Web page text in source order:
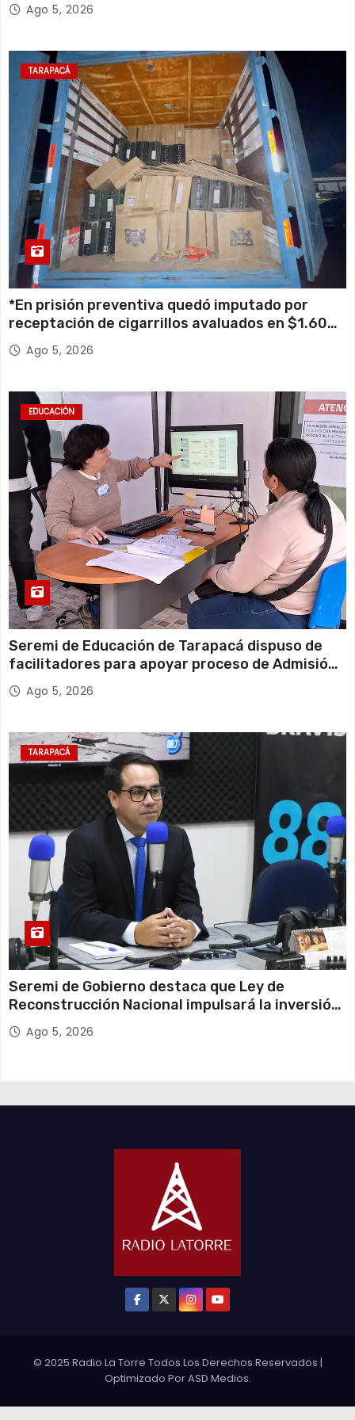
Ago 5, 2026
TARAPACÁ
*En prisión preventiva quedó imputado por
receptación de cigarrillos avaluados en $1.600
millones*
Ago 5, 2026
EDUCACIÓN
Seremi de Educación de Tarapacá dispuso de
facilitadores para apoyar proceso de Admisión
Escolar 2027
Ago 5, 2026
TARAPACÁ
Seremi de Gobierno destaca que Ley de
Reconstrucción Nacional impulsará la inversión
y el empleo en Tarapacá
Ago 5, 2026
© 2025 Radio La Torre Todos Los Derechos Reservados |
Optimizado PorASD Medios.